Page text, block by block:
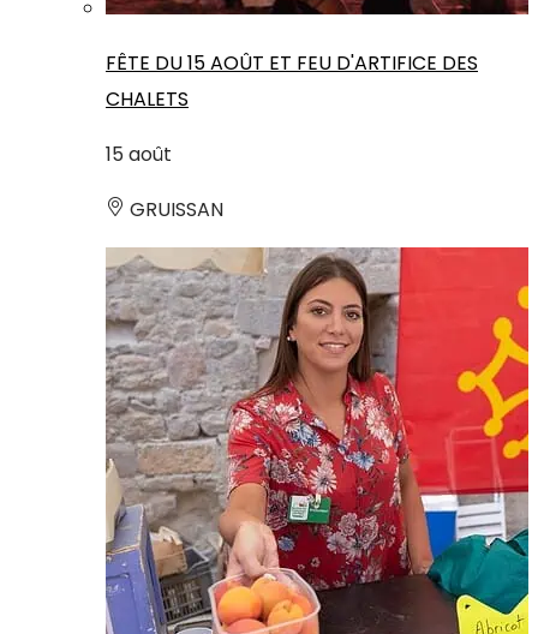
FÊTE DU 15 AOÛT ET FEU D'ARTIFICE DES
CHALETS
15 août
GRUISSAN